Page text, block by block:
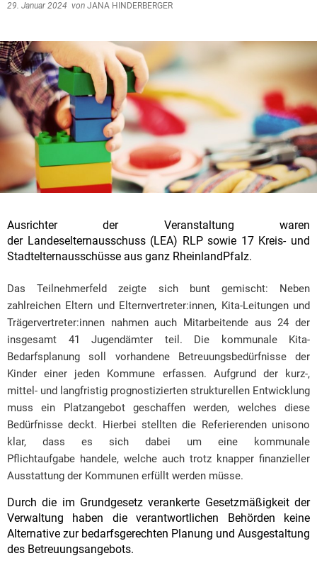
29. Januar 2024 von JANA HINDERBERGER
Ausrichter der Veranstaltung waren
der Landeselternausschuss (LEA) RLP sowie 17 Kreis- und
Stadtelternausschüsse aus ganz RheinlandPfalz.
Das Teilnehmerfeld zeigte sich bunt gemischt: Neben
zahlreichen Eltern und Elternvertreter:innen, Kita-Leitungen und
Trägervertreter:innen nahmen auch Mitarbeitende aus 24 der
insgesamt 41 Jugendämter teil. Die kommunale Kita-
Bedarfsplanung soll vorhandene Betreuungsbedürfnisse der
Kinder einer jeden Kommune erfassen. Aufgrund der kurz-,
mittel- und langfristig prognostizierten strukturellen Entwicklung
muss ein Platzangebot geschaffen werden, welches diese
Bedürfnisse deckt. Hierbei stellten die Referierenden unisono
klar, dass es sich dabei um eine kommunale
Pflichtaufgabe handele, welche auch trotz knapper finanzieller
Ausstattung der Kommunen erfüllt werden müsse.
Durch die im Grundgesetz verankerte Gesetzmäßigkeit der
Verwaltung haben die verantwortlichen Behörden keine
Alternative zur bedarfsgerechten Planung und Ausgestaltung
des Betreuungsangebots.